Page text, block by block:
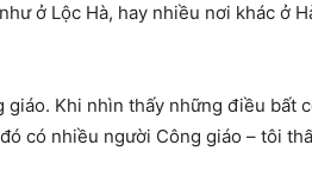
ở Lộc Hà, hay nhiều nơi khác ở
giáo. Khi nhìn thấy những điều bất
có nhiều người Công giáo – tôi